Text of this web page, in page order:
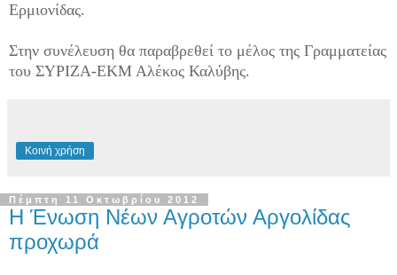
Ερμιονίδας.
Στην συνέλευση θα παραβρεθεί το μέλος της Γραμματείας
του ΣΥΡΙΖΑ-ΕΚΜ Αλέκος Καλύβης.
Κοινή χρήση
Πέμπτη 11 Οκτωβρίου 2012
Η Ένωση Νέων Αγροτών Αργολίδας
προχωρά